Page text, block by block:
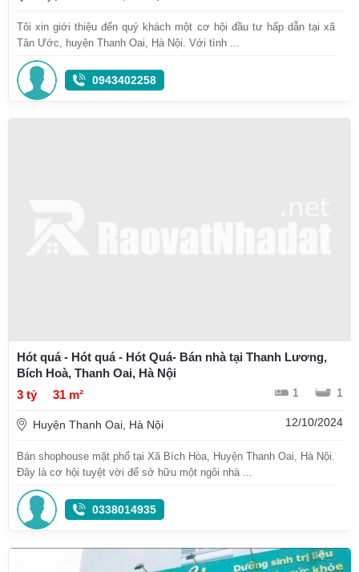
Tôi xin giới thiệu đến quý khách một cơ hội đầu tư hấp dẫn tại xã
Tân Ước, huyện Thanh Oai, Hà Nội. Với tình ...
0943402258
Hót quá - Hót quá - Hót Quá- Bán nhà tại Thanh Lương,
Bích Hoà, Thanh Oai, Hà Nội
3 tỷ
31 m² 1 1
Huyện Thanh Oai, Hà Nội 12/10/2024
Bán shophouse mặt phố tại Xã Bích Hòa, Huyện Thanh Oai, Hà Nội.
Đây là cơ hội tuyệt vời để sở hữu một ngôi nhà ...
0338014935